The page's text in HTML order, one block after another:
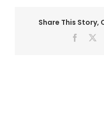
Share This Story,